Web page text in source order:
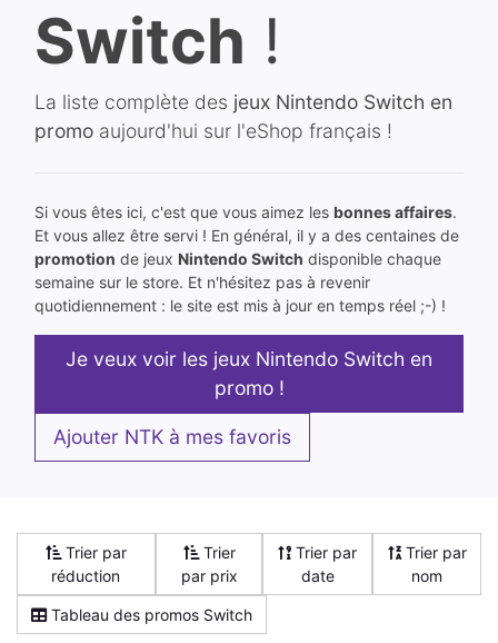
Switch !
La liste complète des jeux Nintendo Switch en
promo aujourd'hui sur l'eShop français !
Si vous êtes ici, c'est que vous aimez les bonnes affaires.
Et vous allez être servi ! En général, il y a des centaines de
promotion de jeux Nintendo Switch disponible chaque
semaine sur le store. Et n'hésitez pas à revenir
quotidiennement : le site est mis à jour en temps réel ;-) !
Je veux voir les jeux Nintendo Switch en
promo !
Ajouter NTK à mes favoris
Trier par
réduction
Trier
par prix
Trier par
date
Trier par
nom
Tableau des promos Switch